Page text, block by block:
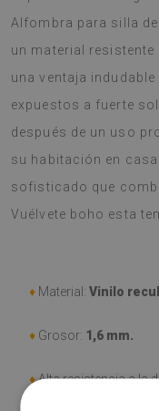
Alfombra para silla
un material
una ventaja
expuestos a fuerte
después de un uso
su habitación en
sofisticado que
Vuélvete boho esta
♦ Material: Vinilo
♦ Grosor: 1,6 mm.
♦Alta resistencia a la